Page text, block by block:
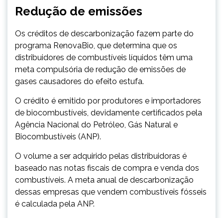
Redução de emissões
Os créditos de descarbonização fazem parte do
programa RenovaBio, que determina que os
distribuidores de combustíveis líquidos têm uma
meta compulsória de redução de emissões de
gases causadores do efeito estufa.
O crédito é emitido por produtores e importadores
de biocombustíveis, devidamente certificados pela
Agência Nacional do Petróleo, Gás Natural e
Biocombustíveis (ANP).
O volume a ser adquirido pelas distribuidoras é
baseado nas notas fiscais de compra e venda dos
combustíveis. A meta anual de descarbonização
dessas empresas que vendem combustíveis fósseis
é calculada pela ANP.